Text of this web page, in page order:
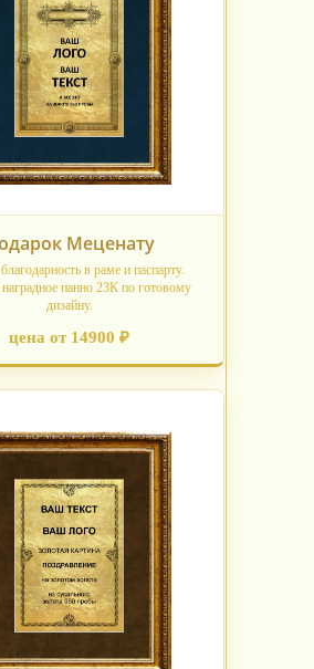
Меценату
в раме и паспарту.
панно 23К по готовому
дизайну.
цена от 14900 ₽